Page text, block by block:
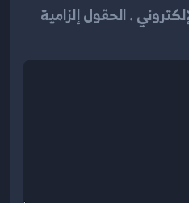
. الحقول إلزامية